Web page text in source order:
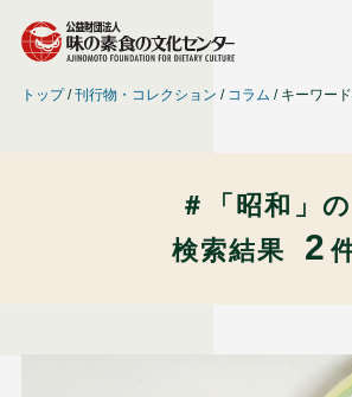
トップ 刊行物・コレクション コラム キーワー
＃「昭和」の
検索結果
2